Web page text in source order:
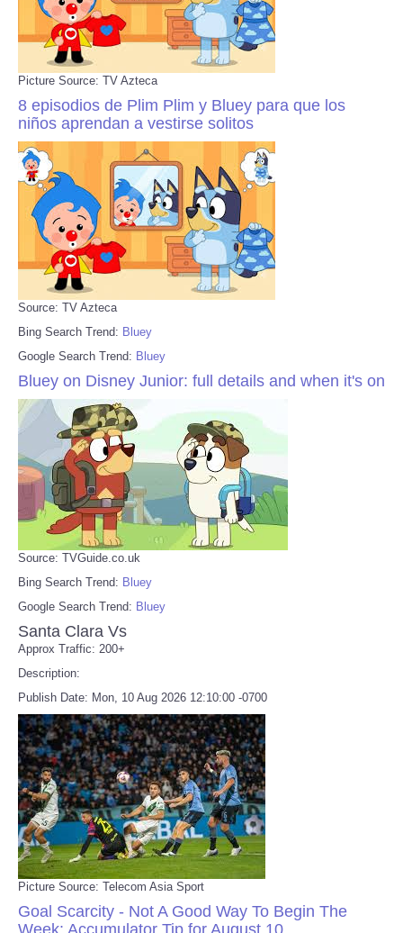
Picture Source: TV Azteca
8 episodios de Plim Plim y Bluey para que los
niños aprendan a vestirse solitos
Source: TV Azteca
Bing Search Trend: Bluey
Google Search Trend: Bluey
Bluey on Disney Junior: full details and when it's on
Source: TVGuide.co.uk
Bing Search Trend: Bluey
Google Search Trend: Bluey
Santa Clara Vs
Approx Traffic: 200+
Description:
Publish Date: Mon, 10 Aug 2026 12:10:00 -0700
Picture Source: Telecom Asia Sport
Goal Scarcity - Not A Good Way To Begin The
Week: Accumulator Tip for August 10